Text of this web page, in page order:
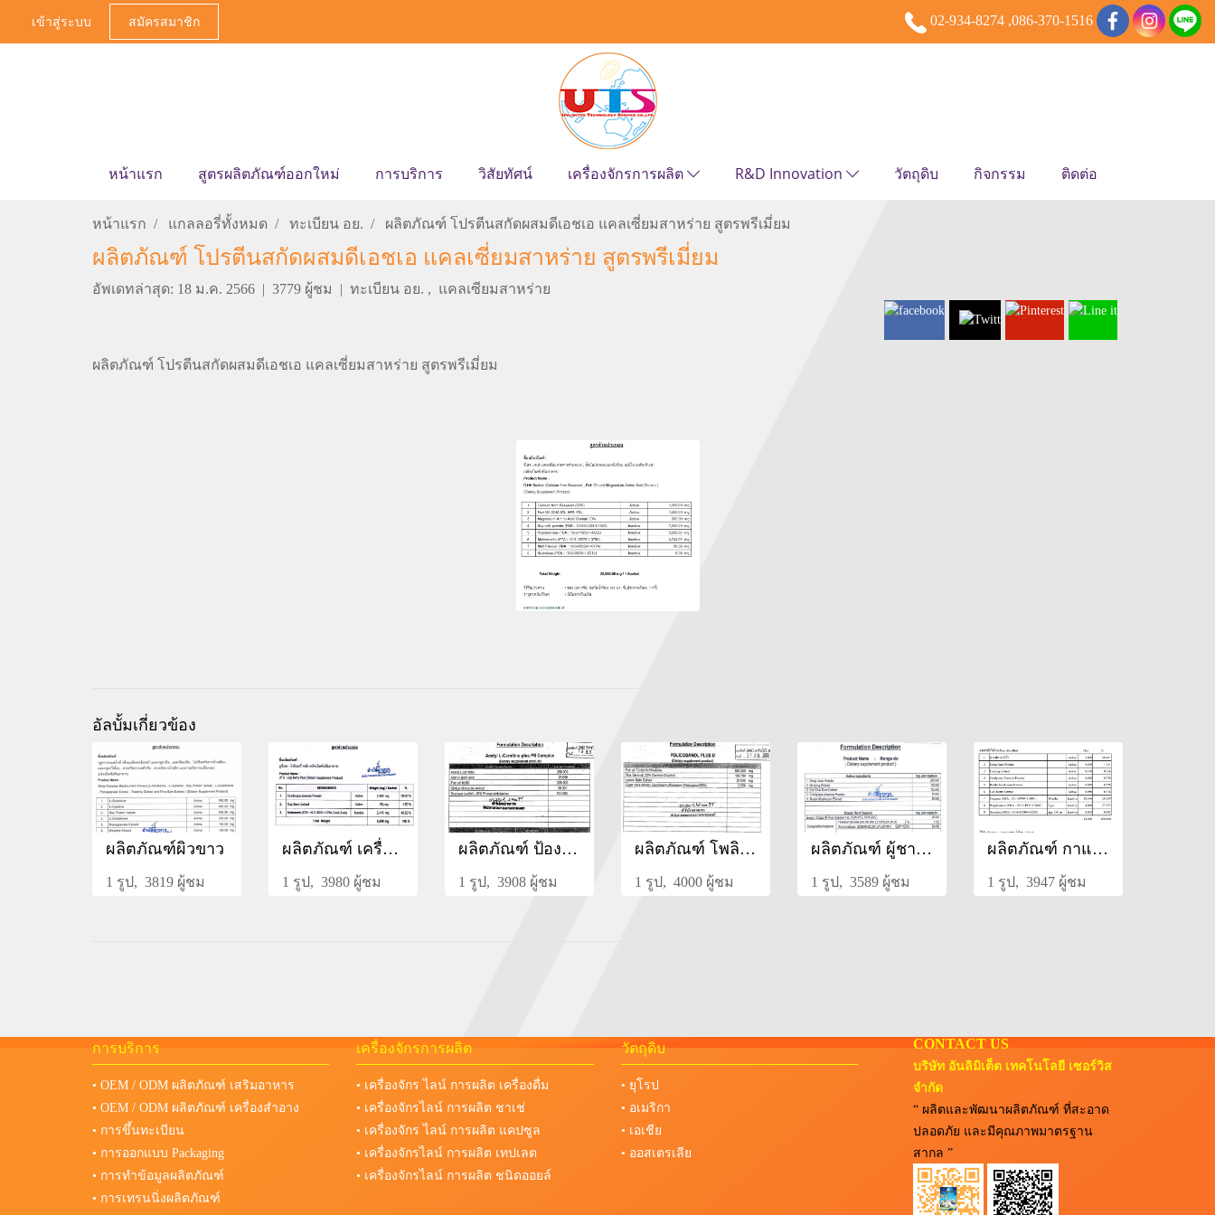
เข้าสู่ระบบ สมัครสมาชิก 02-934-8274 ,086-370-1516
หน้าแรก สูตรผลิตภัณฑ์ออกใหม่ การบริการ วิสัยทัศน์ เครื่องจักรการผลิต R&D Innovation วัตถุดิบ กิจกรรม ติดต่อ
หน้าแรก แกลลอรี่ทั้งหมด ทะเบียน อย. ผลิตภัณฑ์ โปรตีนสกัดผสมดีเอชเอ แคลเซี่ยมสาหร่าย สูตรพรีเมี่ยม
ผลิตภัณฑ์ โปรตีนสกัดผสมดีเอชเอ แคลเซี่ยมสาหร่าย สูตรพรีเมี่ยม
อัพเดทล่าสุด: 18 ม.ค. 2566 | 3779 ผู้ชม | ทะเบียน อย. , แคลเซียมสาหร่าย
ผลิตภัณฑ์ โปรตีนสกัดผสมดีเอชเอ แคลเซี่ยมสาหร่าย สูตรพรีเมี่ยม
อัลบั้มเกี่ยวข้อง
ผลิตภัณฑ์ผิวขาว
1 รูป, 3819 ผู้ชม
ผลิตภัณฑ์ เครื่องดื่มโกจิเบอร์รี่ผสมถังเช่า ชนิดผงชงดื่ม สูตรพรีเมี่ยม
1 รูป, 3980 ผู้ชม
ผลิตภัณฑ์ ป้องกันสมองเสื่อม (อัลไซเมอร์) สูตรพรีเมี่ยม
1 รูป, 3908 ผู้ชม
ผลิตภัณฑ์ โพลิโคซานอล ผสมแกมม่าไรซานอล สูตรพรีเมี่ยม
1 รูป, 4000 ผู้ชม
ผลิตภัณฑ์ ผู้ชาย ชนิดแคปซูล สูตรฑิเบต
1 รูป, 3589 ผู้ชม
ผลิตภัณฑ์ กาแฟผู้ชาย สูตรพรีเมี่ยม
1 รูป, 3947 ผู้ชม
การบริการ
• OEM / ODM ผลิตภัณฑ์ เสริมอาหาร
• OEM / ODM ผลิตภัณฑ์ เครื่องสำอาง
• การขึ้นทะเบียน
• การออกแบบ Packaging
• การทำข้อมูลผลิตภัณฑ์
• การเทรนนิ่งผลิตภัณฑ์
เครื่องจักรการผลิต
• เครื่องจักร ไลน์ การผลิต เครื่องดื่ม
• เครื่องจักรไลน์ การผลิต ชาเช่
• เครื่องจักร ไลน์ การผลิต แคปซูล
• เครื่องจักรไลน์ การผลิต เทปเลต
• เครื่องจักรไลน์ การผลิต ชนิดออยล์
วัตถุดิบ
• ยุโรป
• อเมริกา
• เอเชีย
• ออสเตรเลีย
CONTACT US
บริษัท อันลิมิเต็ต เทคโนโลยี เซอร์วิส
จำกัด
“ ผลิตและพัฒนาผลิตภัณฑ์ ที่สะอาด
ปลอดภัย และมีคุณภาพมาตรฐาน
สากล ”